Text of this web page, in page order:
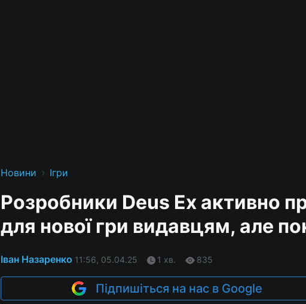
Новини › Ігри
Розробники Deus Ex активно
для нової гри видавцям, але
Іван Назаренко 11:56, 05.04.25 1 хв. 835
Підпишіться на нас в Google